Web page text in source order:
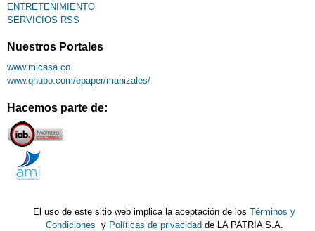
ENTRETENIMIENTO
SERVICIOS RSS
Nuestros Portales
www.micasa.co
www.qhubo.com/epaper/manizales/
Hacemos parte de:
El uso de este sitio web implica la aceptación de losTérminos y
Condiciones y Políticas de privacidad de LA PATRIA S.A.